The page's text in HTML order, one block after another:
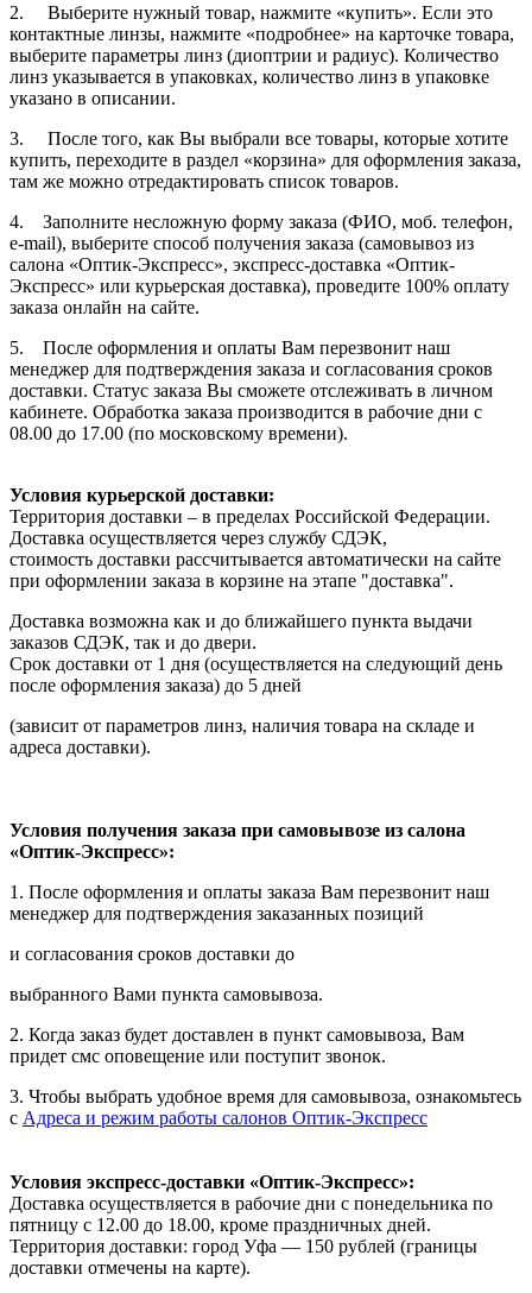
2. Выберите нужный товар, нажмите «купить». Если это
контактные линзы, нажмите «подробнее» на карточке товара,
выберите параметры линз (диоптрии и радиус). Количество
линз указывается в упаковках, количество линз в упаковке
указано в описании.
3. После того, как Вы выбрали все товары, которые хотите
купить, переходите в раздел «корзина» для оформления заказа,
там же можно отредактировать список товаров.
4. Заполните несложную форму заказа (ФИО, моб. телефон,
e-mail), выберите способ получения заказа (самовывоз из
салона «Оптик-Экспресс», экспресс-доставка «Оптик-
Экспресс» или курьерская доставка), проведите 100% оплату
заказа онлайн на сайте.
5. После оформления и оплаты Вам перезвонит наш
менеджер для подтверждения заказа и согласования сроков
доставки. Статус заказа Вы сможете отслеживать в личном
кабинете. Обработка заказа производится в рабочие дни с
08.00 до 17.00 (по московскому времени).
Условия курьерской доставки:
Территория доставки – в пределах Российской Федерации.
Доставка осуществляется через службу СДЭК,
стоимость доставки рассчитывается автоматически на сайте
при оформлении заказа в корзине на этапе "доставка".
Доставка возможна как и до ближайшего пункта выдачи
заказов СДЭК, так и до двери.
Срок доставки от 1 дня (осуществляется на следующий день
после оформления заказа) до 5 дней
(зависит от параметров линз, наличия товара на складе и
адреса доставки).
Условия получения заказа при самовывозе из салона
«Оптик-Экспресс»:
1. После оформления и оплаты заказа Вам перезвонит наш
менеджер для подтверждения заказанных позиций
и согласования сроков доставки до
выбранного Вами пункта самовывоза.
2. Когда заказ будет доставлен в пункт самовывоза, Вам
придет смс оповещение или поступит звонок.
3. Чтобы выбрать удобное время для самовывоза, ознакомьтесь
с Адреса и режим работы салонов Оптик-Экспресс
Условия экспресс-доставки «Оптик-Экспресс»:
Доставка осуществляется в рабочие дни с понедельника по
пятницу с 12.00 до 18.00, кроме праздничных дней.
Территория доставки: город Уфа — 150 рублей (границы
доставки отмечены на карте).